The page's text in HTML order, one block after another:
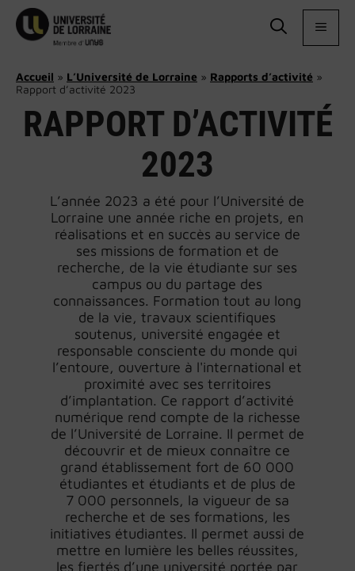
Aller
contenu
Accueil » L’Université de Lorraine » Rapports d’activité »
Rapport d’activité 2023
RAPPORT D’ACTIVITÉ
2023
L’année 2023 a été pour l’Université de
Lorraine une année riche en projets, en
réalisations et en succès au service de
ses missions de formation et de
recherche, de la vie étudiante sur ses
campus ou du partage des
connaissances. Formation tout au long
de la vie, travaux scientifiques
soutenus, université engagée et
responsable consciente du monde qui
l’entoure, ouverture à l'international et
proximité avec ses territoires
d’implantation. Ce rapport d’activité
numérique rend compte de la richesse
de l’Université de Lorraine. Il permet de
découvrir et de mieux connaître ce
grand établissement fort de 60 000
étudiantes et étudiants et de plus de
7 000 personnels, la vigueur de sa
recherche et de ses formations, les
initiatives étudiantes. Il permet aussi de
mettre en lumière les belles réussites,
les fiertés d’une université portée par